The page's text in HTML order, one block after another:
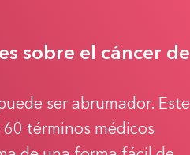
sobre el cáncer de
ser abrumador. Este
términos médicos